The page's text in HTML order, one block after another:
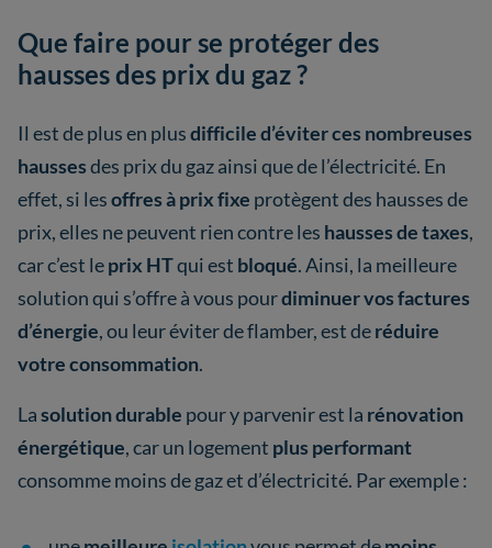
Que faire pour se protéger des
hausses des prix du gaz ?
Il est de plus en plusdifficile d’éviter ces nombreuses
haussesdes prix du gaz ainsi que de l’électricité. En
effet, si lesoffres à prix fixe protègent des hausses de
prix, elles ne peuvent rien contre les hausses de taxes,
car c’est leprix HTqui est bloqué. Ainsi, la meilleure
solution qui s’offre à vous pourdiminuer vos factures
d’énergie, ou leur éviter de flamber, est deréduire
votre consommation.
Lasolution durable pour y parvenir est la rénovation
énergétique, car un logement plus performant
consomme moins de gaz et d’électricité. Par exemple :